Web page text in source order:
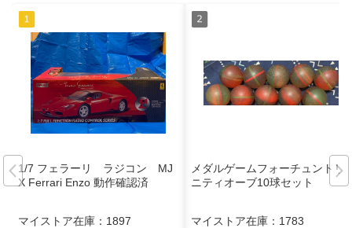
1/7 フェラーリ ラジコン MJ
X Ferrari Enzo 動作確認済
マイストア在庫： 1897
メダルゲームフォーチュントリ
ニティオーブ10球セット
マイストア在庫： 1783